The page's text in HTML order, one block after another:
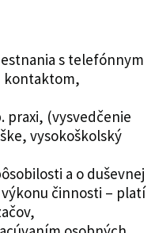
s telefónnym
kontaktom,
praxi, (vysvedčenie
vysokoškolský
a o duševnej
činnosti – platí